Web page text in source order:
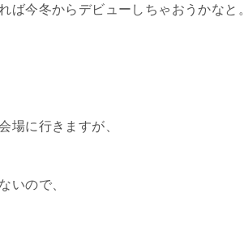
ば今冬からデビューしちゃおうかなと。
場に行きますが、
いので、